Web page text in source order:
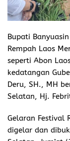
Bupati
Rempah Laos
seperti Abon
kedatangan
Deru, SH., MH
Selatan, Hj.
Gelaran Festival
digelar dan